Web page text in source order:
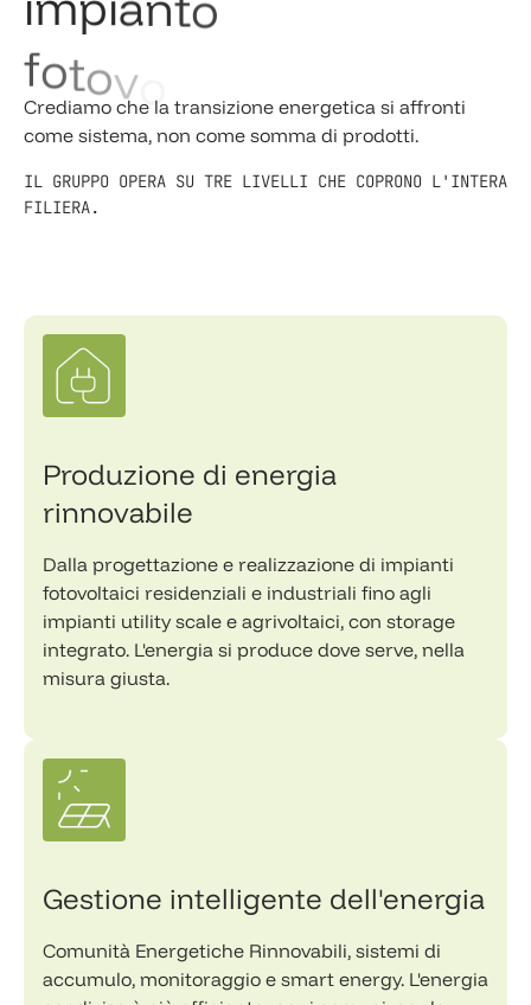
fotov
Crediamo che la transizione energetica si affronti
come sistema, non come somma di prodotti.
IL GRUPPO OPERA SU TRE LIVELLI CHE COPRONO L'INTERA
FILIERA.
Produzione di energia
rinnovabile
Dalla progettazione e realizzazione di impianti
fotovoltaici residenziali e industriali fino agli
impianti utility scale e agrivoltaici, con storage
integrato. L'energia si produce dove serve, nella
misura giusta.
Gestione intelligente dell'energia
Comunità Energetiche Rinnovabili, sistemi di
accumulo, monitoraggio e smart energy. L'energia